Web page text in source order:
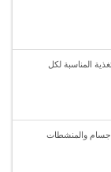
المناسبة لكل
والمنشطات